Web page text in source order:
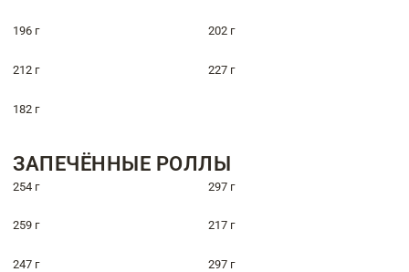
196 г 202 г
212 г 227 г
182 г
ЗАПЕЧЁННЫЕ РОЛЛЫ
254 г 297 г
259 г 217 г
247 г 297 г